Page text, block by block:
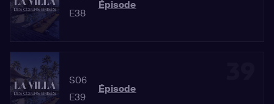
E38
Épisode
S06
E39
Épisode